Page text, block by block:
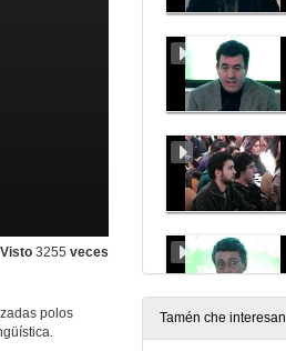
Visto 3255 veces
polos
Tamén che interesan